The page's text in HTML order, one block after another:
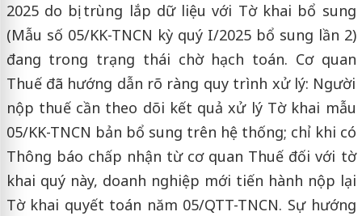
2025 do bị trùng lắp dữ liệu với Tờ khai bổ sung
(Mẫu số 05/KK-TNCN kỳ quý I/2025 bổ sung lần 2)
đang trong trạng thái chờ hạch toán. Cơ quan
Thuế đã hướng dẫn rõ ràng quy trình xử lý: Người
nộp thuế cần theo dõi kết quả xử lý Tờ khai mẫu
05/KK-TNCN bản bổ sung trên hệ thống; chỉ khi có
Thông báo chấp nhận từ cơ quan Thuế đối với tờ
khai quý này, doanh nghiệp mới tiến hành nộp lại
Tờ khai quyết toán năm 05/QTT-TNCN. Sự hướng